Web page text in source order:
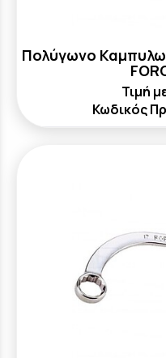
Πολύγωνο
Τιμή
Κωδικός